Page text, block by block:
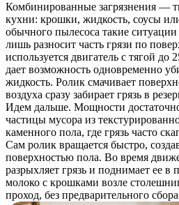
Комбинированные загрязнения —
кухни: крошки, жидкость, соусы
обычного пылесоса такие
лишь разносит часть грязи по
используется двигатель с тягой
дает возможность одновременно
жидкость. Ролик смачивает
воздуха сразу забирает грязь в
Идем дальше. Мощности
частицы мусора из
каменного пола, где грязь часто
Сам ролик вращается быстро,
поверхностью пола. Во время
разрыхляет грязь и поднимает ее в
молоко с крошками возле
проход, без предварительного